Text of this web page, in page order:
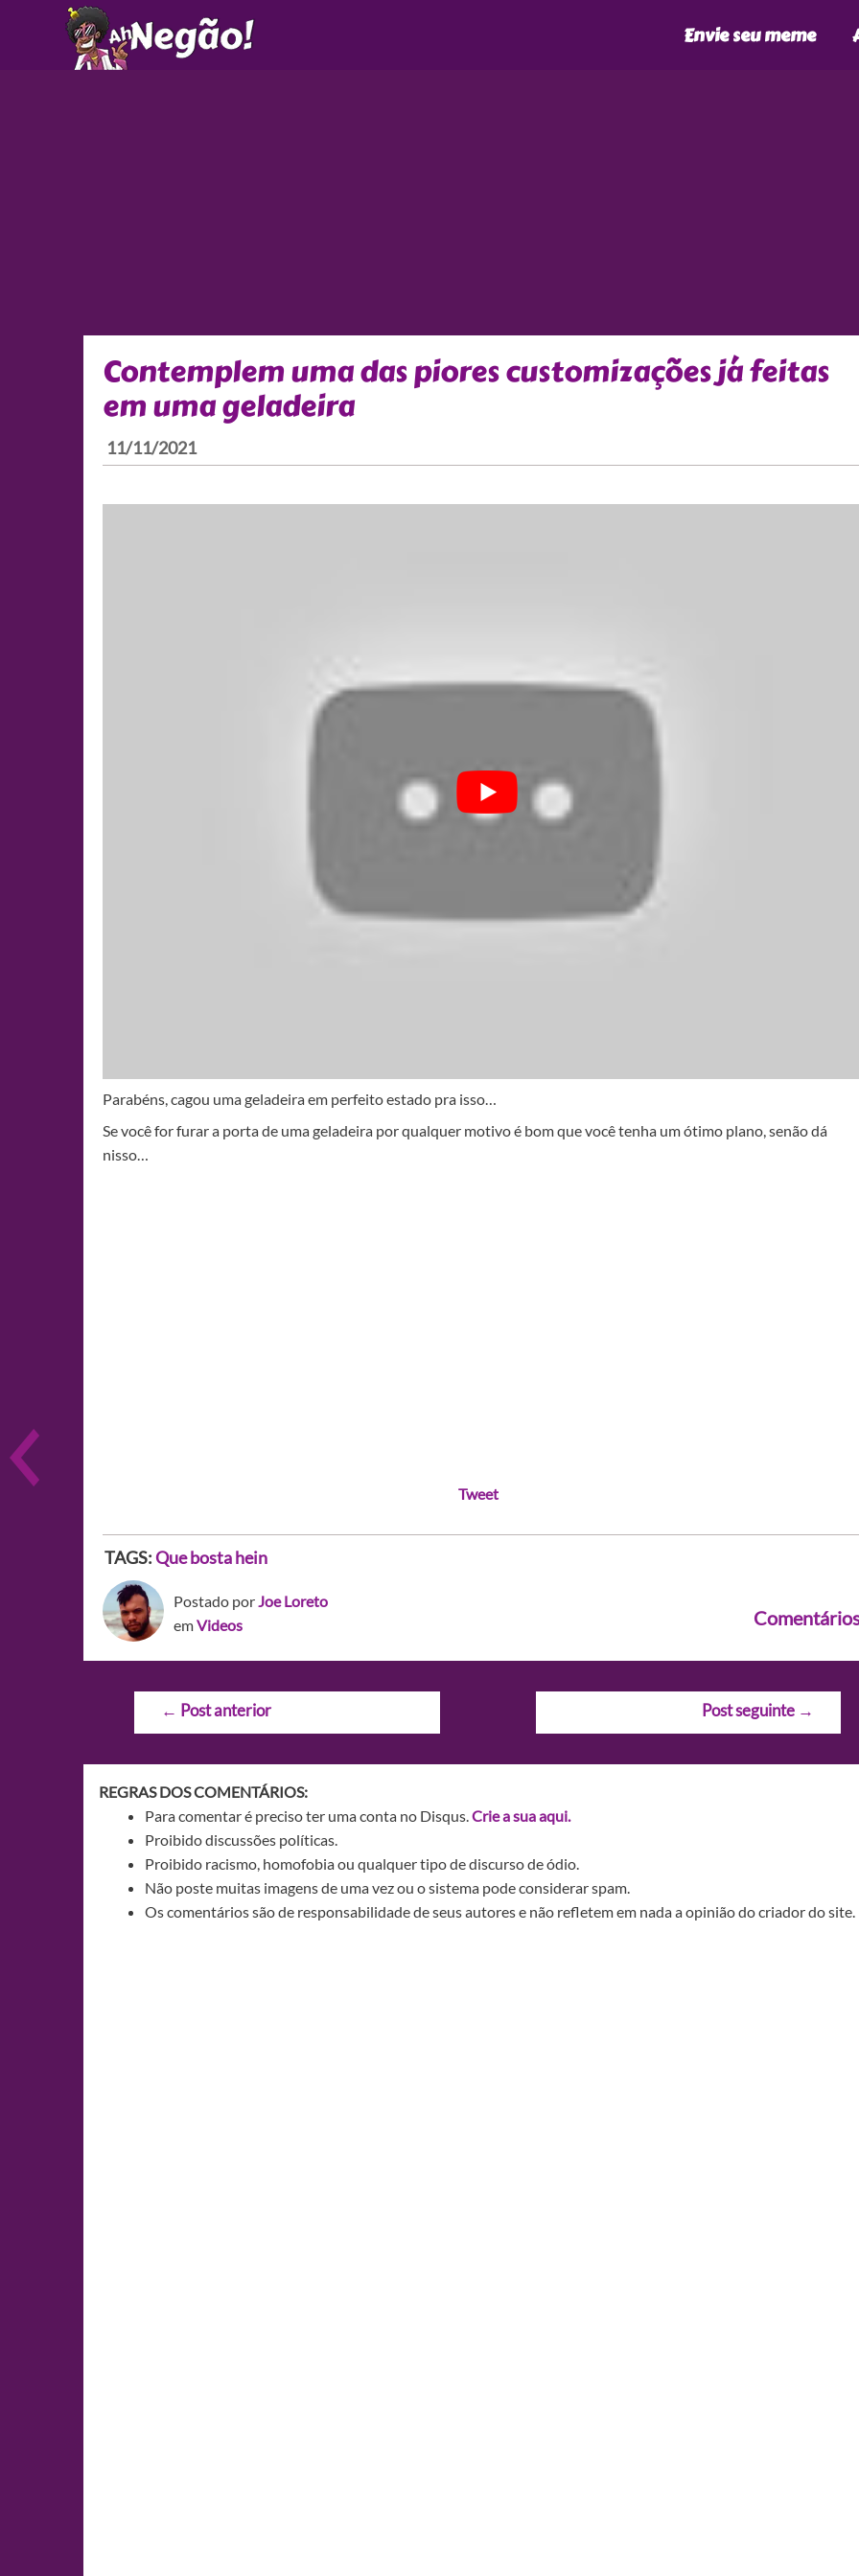
Envie seu meme
Contemplem uma das piores customizações já feitas
em uma geladeira
11/11/2021
Parabéns, cagou uma geladeira em perfeito estado pra isso…
Se você for furar a porta de uma geladeira por qualquer motivo é bom que você tenha um ótimo plano, senão dá
nisso…
Tweet
TAGS:Que bosta hein
Postado porJoe Loreto
emVideos
Navegação
← Post anterior Post seguinte →
REGRAS DOS COMENTÁRIOS:
Para comentar é preciso ter uma conta no Disqus.Crie a sua aqui.
Proibido discussões políticas.
Proibido racismo, homofobia ou qualquer tipo de discurso de ódio.
Não poste muitas imagens de uma vez ou o sistema pode considerar spam.
Os comentários são de responsabilidade de seus autores e não refletem em nada a opinião do criador do site.